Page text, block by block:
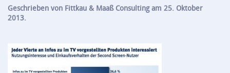
Geschrieben von Fittkau & Maaß Consultingam 25. Oktober
2013.